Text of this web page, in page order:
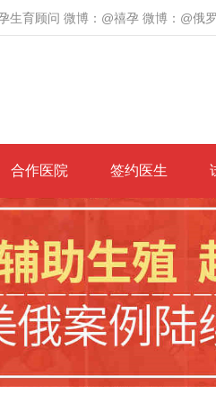
生育顾问 微博：@禧孕 微博：@俄
合作医院 签约医生